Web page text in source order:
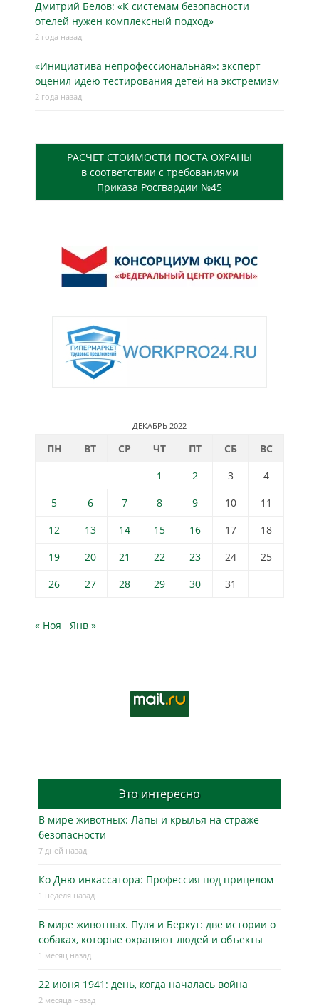
Дмитрий Белов: «К системам безопасности
отелей нужен комплексный подход»
2 года назад
«Инициатива непрофессиональная»: эксперт
оценил идею тестирования детей на экстремизм
2 года назад
РАСЧЕТ СТОИМОСТИ ПОСТА ОХРАНЫ
в соответствии с требованиями
Приказа Росгвардии №45
ДЕКАБРЬ 2022
ПН ВТ СР ЧТ ПТ СБ
ВС
1
2 3
4
5
6 7 8 9 10
11
12
13 14 15 16 17
18
19
20 21 22 23 24
25
26
27 28 29 30 31
« Ноя Янв »
Это интересно
В мире животных: Лапы и крылья на страже
безопасности
7 дней назад
Ко Дню инкассатора: Профессия под прицелом
1 неделя назад
В мире животных. Пуля и Беркут: две истории о
собаках, которые охраняют людей и объекты
1 месяц назад
22 июня 1941: день, когда началась война
2 месяца назад